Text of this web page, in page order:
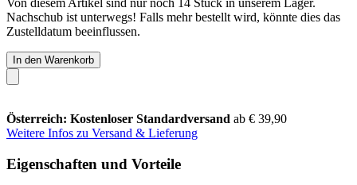
Nachschub ist unterwegs! Falls mehr bestellt wird, könnte dies das
Zustelldatum beeinflussen.
In den Warenkorb
Österreich: Kostenloser Standardversand ab € 39,90
Weitere Infos zu Versand & Lieferung
Eigenschaften und Vorteile